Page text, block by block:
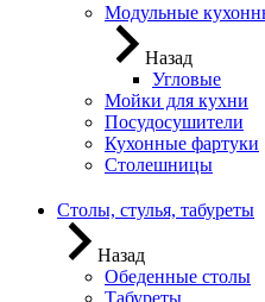
Модульные
Назад
Угловые
Мойки для кухни
Посудосушители
Кухонные фартуки
Столешницы
Столы, стулья, табуреты
Назад
Обеденные столы
Табуреты